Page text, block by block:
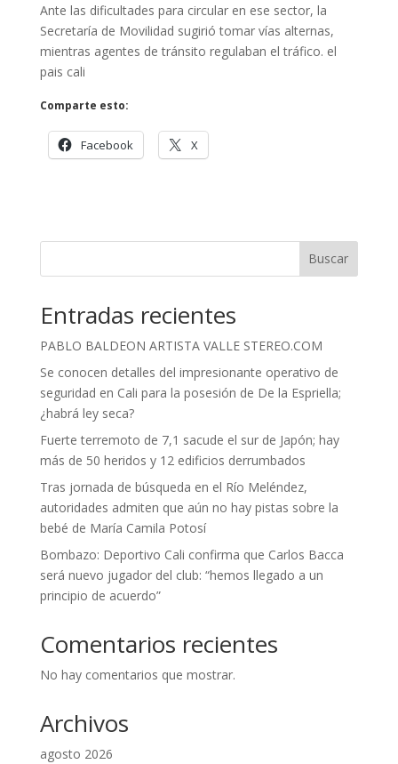
Ante las dificultades para circular en ese sector, la
Secretaría de Movilidad sugirió tomar vías alternas,
mientras agentes de tránsito regulaban el tráfico. el
pais cali
Comparte esto:
Facebook X
Buscar
Entradas recientes
PABLO BALDEON ARTISTA VALLE STEREO.COM
Se conocen detalles del impresionante operativo de
seguridad en Cali para la posesión de De la Espriella;
¿habrá ley seca?
Fuerte terremoto de 7,1 sacude el sur de Japón; hay
más de 50 heridos y 12 edificios derrumbados
Tras jornada de búsqueda en el Río Meléndez,
autoridades admiten que aún no hay pistas sobre la
bebé de María Camila Potosí
Bombazo: Deportivo Cali confirma que Carlos Bacca
será nuevo jugador del club: “hemos llegado a un
principio de acuerdo”
Comentarios recientes
No hay comentarios que mostrar.
Archivos
agosto 2026